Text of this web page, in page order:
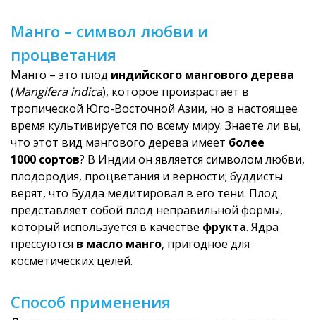
Манго – символ любви и
процветания
Манго – это плод индийского мангового дерева
(Mangifera indica), которое произрастает в
тропической Юго-Восточной Азии, но в настоящее
время культивируется по всему миру. Знаете ли вы,
что этот вид мангового дерева имеет более
1000 сортов? В Индии он является символом любви,
плодородия, процветания и верности; буддисты
верят, что Будда медитировал в его тени. Плод
представляет собой плод неправильной формы,
который используется в качестве фрукта. Ядра
прессуются в масло манго, пригодное для
косметических ц­елей.
Способ применения